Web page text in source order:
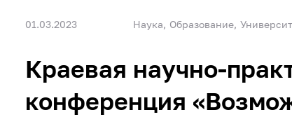
01.03.2023 Наука Образование
Краевая научно-
конференция